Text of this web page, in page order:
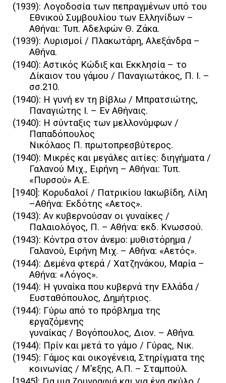
(1939): Λογοδοσία των πεπραγμένων υπό του
Εθνικού Συμβουλίου των Ελληνίδων –
Αθήναι: Τυπ. Αδελφών Θ. Ζάκα.
(1939): Λυρισμοί / Πλακωτάρη, Αλεξάνδρα –
Αθήνα.
(1940): Αστικός Κώδιξ και Εκκλησία – το
Δίκαιον του γάμου / Παναγιωτάκος, Π. Ι. –
σσ.210.
(1940): Η γυνή εν τη βίβλω / Μπρατσιώτης,
Παναγιώτης Ι. – Εν Αθήναις.
(1940): Η σύνταξις των μελλονύμφων /
Παπαδόπουλος
Νικόλαος Π. πρωτοπρεσβύτερος.
(1940): Μικρές και μεγάλες αιτίες: διηγήματα /
Γαλανού Μιχ., Ειρήνη – Αθήναι: Τυπ.
«Πυρσού» Α.Ε.
[1940]: Κορυδαλοί / Πατρικίου Ιακωβίδη, Λίλη
–Αθήνα: Εκδότης «Αετος».
(1943): Αν κυβερνούσαν οι γυναίκες /
Παλαιολόγος, Π. – Αθήνα: εκδ. Κνωσσού.
(1943): Κόντρα στον άνεμο: μυθιστόρημα /
Γαλανού, Ειρήνη Μιχ. – Αθήνα: «Αετός».
(1944): Δεμένα φτερά / Χατζηνάκου, Μαρία –
Αθήνα: «Λόγος».
(1944): Η γυναίκα που κυβερνά την Ελλάδα /
Ευσταθόπουλος, Δημήτριος.
(1944): Γύρω από το πρόβλημα της
εργαζόμενης
γυναίκας / Βογόπουλος, Διον. – Αθήνα.
(1944): Πρίν και μετά το γάμο / Γύρας, Νικ.
(1945): Γάμος και οικογένεια, Στηρίγματα της
κοινωνίας / Μ’εξης, Α.Π. – Σταμπούλ.